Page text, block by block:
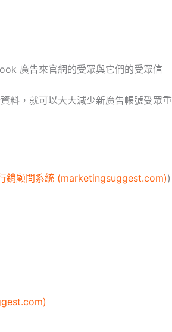
廣告來官網的受眾與它們的受眾信
料，就可以大大減少新廣告帳號受眾重
銷顧問系統 (marketingsuggest.com))